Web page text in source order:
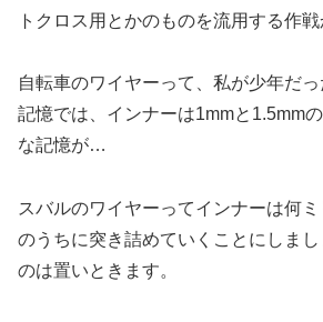
トクロス用とかのものを流用する作戦
自転車のワイヤーって、私が少年だ
記憶では、インナーは1mmと1.5mm
な記憶が…
スバルのワイヤーってインナーは何
のうちに突き詰めていくことにしま
のは置いときます。